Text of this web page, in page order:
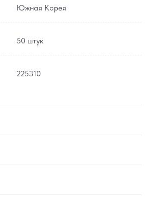
Южная Корея
50 штук
225310